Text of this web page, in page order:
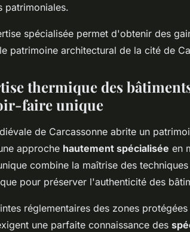
patrimoniales.
spécialisée permet d'obtenir des
patrimoine architectural de la cité de
thermique des
faire unique
de Carcassonne abrite un
approche hautement spécialisée en
combine la maîtrise des
pour préserver l'authenticité des
réglementaires des zones
une parfaite connaissance des